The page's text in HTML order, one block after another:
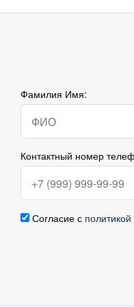
Фамилия Имя:
Контактный номер
Согласие с